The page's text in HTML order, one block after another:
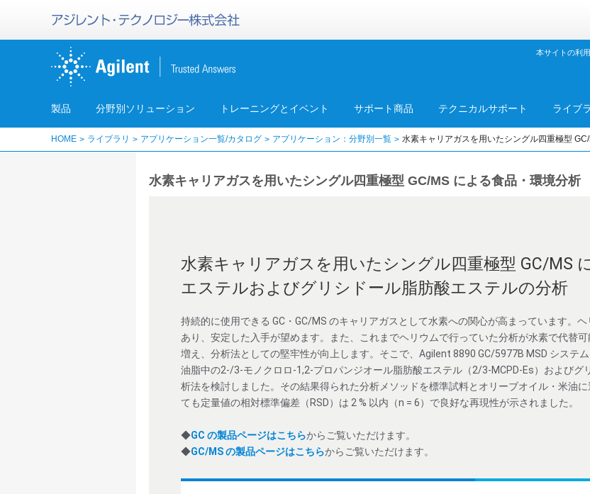
本サイトの利
製品 分野別ソリューション トレーニングとイベント サポート商品 テクニカルサポート ライブ
HOME ライブラリ アプリケーション一覧/カタログ アプリケーション：分野別一覧 水素キャリアガスを用いたシングル四重極型
水素キャリアガスを用いたシングル四重極型 GC/MS による食品・環境分析
水素キャリアガスを用いたシングル四重極型 GC/MS
エステルおよびグリシドール脂肪酸エステルの分析
持続的に使用できる GC・GC/MS のキャリアガスとして水素への関心が高まっています。
あり、安定した入手が望めます。また、これまでヘリウムで行っていた分析が水素で代替
増え、分析法としての堅牢性が向上します。そこで、Agilent 8890 GC/5977B MSD システ
油脂中の2-/3-モノクロロ-1,2-プロパンジオール脂肪酸エステル（2/3-MCPD-Es）およびグ
析法を検討しました。その結果得られた分析メソッドを標準試料とオリーブオイル・米油
ても定量値の相対標準偏差（RSD）は 2 % 以内（n = 6）で良好な再現性が示されました。
◆GC の製品ページはこちらからご覧いただけます。
◆GC/MS の製品ページはこちらからご覧いただけます。